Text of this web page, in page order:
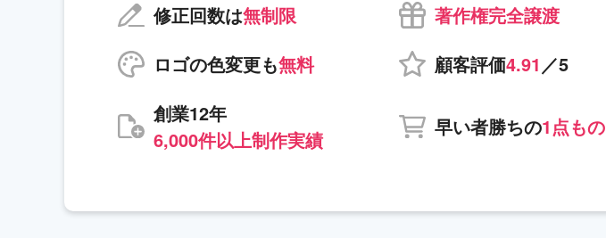
修正回数は無制限
著作権完全譲渡
ロゴの色変更も無料 顧客評価4.91 ／5
創業12年
6,000件以上制作実績
早い者勝ちの1点もの